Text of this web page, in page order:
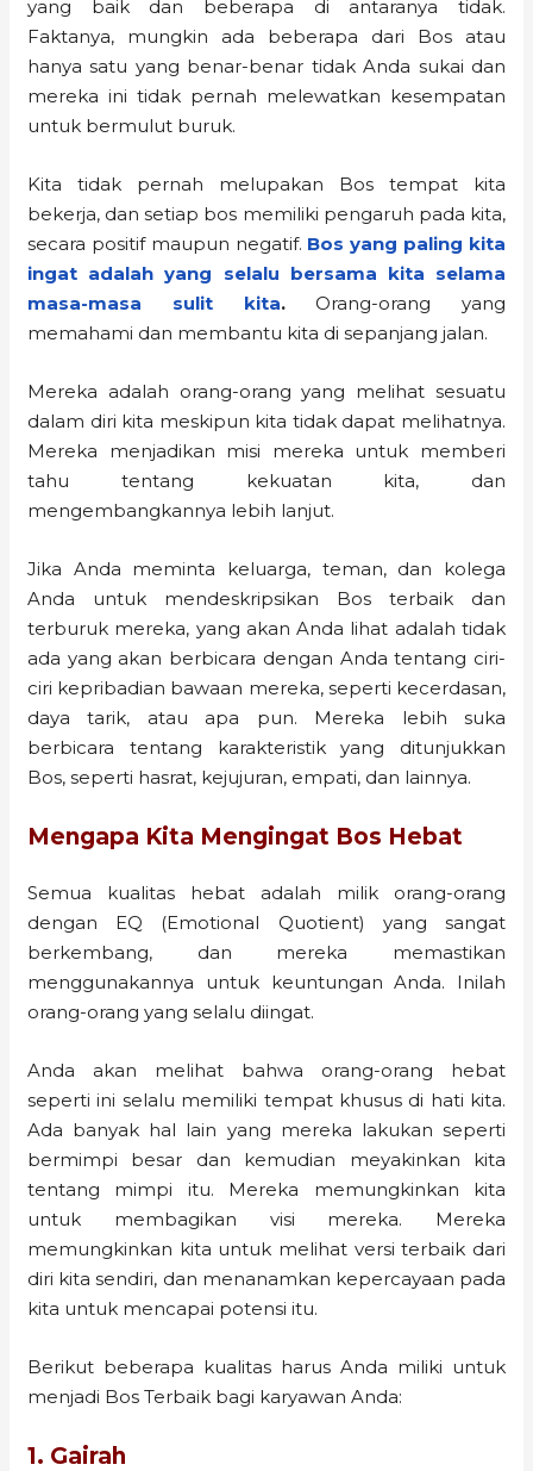
yang baik dan beberapa di antaranya tidak.
Faktanya, mungkin ada beberapa dari Bos atau
hanya satu yang benar-benar tidak Anda sukai dan
mereka ini tidak pernah melewatkan kesempatan
untuk bermulut buruk.
Kita tidak pernah melupakan Bos tempat kita
bekerja, dan setiap bos memiliki pengaruh pada kita,
secara positif maupun negatif. Bos yang paling kita
ingat adalah yang selalu bersama kita selama
masa-masa sulit kita.Orang-orang yang
memahami dan membantu kita di sepanjang jalan.
Mereka adalah orang-orang yang melihat sesuatu
dalam diri kita meskipun kita tidak dapat melihatnya.
Mereka menjadikan misi mereka untuk memberi
tahu tentang kekuatan kita, dan
mengembangkannya lebih lanjut.
Jika Anda meminta keluarga, teman, dan kolega
Anda untuk mendeskripsikan Bos terbaik dan
terburuk mereka, yang akan Anda lihat adalah tidak
ada yang akan berbicara dengan Anda tentang ciri-
ciri kepribadian bawaan mereka, seperti kecerdasan,
daya tarik, atau apa pun. Mereka lebih suka
berbicara tentang karakteristik yang ditunjukkan
Bos, seperti hasrat, kejujuran, empati, dan lainnya.
Mengapa Kita Mengingat Bos Hebat
Semua kualitas hebat adalah milik orang-orang
dengan EQ (Emotional Quotient) yang sangat
berkembang, dan mereka memastikan
menggunakannya untuk keuntungan Anda. Inilah
orang-orang yang selalu diingat.
Anda akan melihat bahwa orang-orang hebat
seperti ini selalu memiliki tempat khusus di hati kita.
Ada banyak hal lain yang mereka lakukan seperti
bermimpi besar dan kemudian meyakinkan kita
tentang mimpi itu. Mereka memungkinkan kita
untuk membagikan visi mereka. Mereka
memungkinkan kita untuk melihat versi terbaik dari
diri kita sendiri, dan menanamkan kepercayaan pada
kita untuk mencapai potensi itu.
Berikut beberapa kualitas harus Anda miliki untuk
menjadi Bos Terbaik bagi karyawan Anda:
1. Gairah